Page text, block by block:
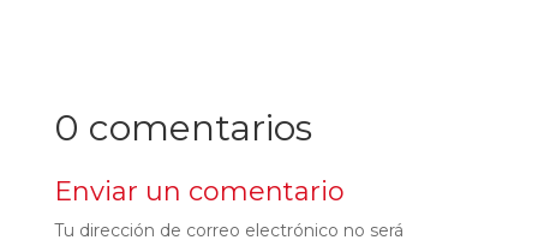
0 comentarios
Enviar un comentario
Tu dirección de correo electrónico no será